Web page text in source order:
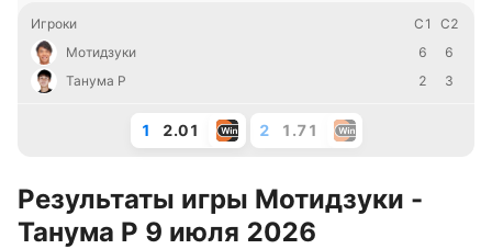
Игроки С1
С2
Мотидзуки
6
6
Танума Р
2 3
1 2.01 2 1.71
Результаты игры Мотидзуки -
Танума Р 9 июля 2026